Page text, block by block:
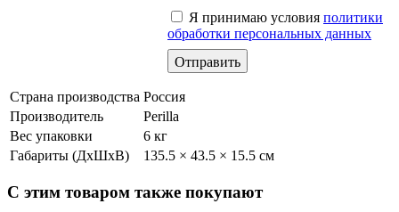
Я принимаю условия политики
обработки персональных данных
Страна производства Россия
Производитель
Perilla
Вес упаковки
6 кг
Габариты (ДхШхВ)
135.5 × 43.5 × 15.5 см
С этим товаром также покупают